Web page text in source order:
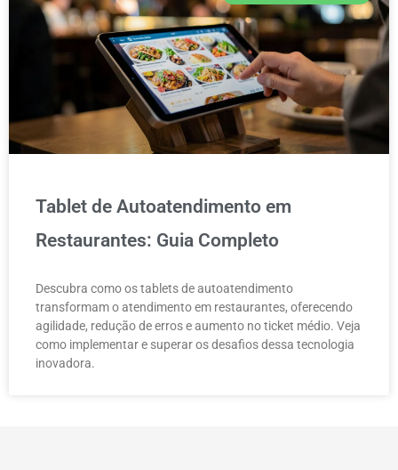
Tablet de Autoatendimento em
Restaurantes: Guia Completo
Descubra como os tablets de autoatendimento
transformam o atendimento em restaurantes, oferecendo
agilidade, redução de erros e aumento no ticket médio. Veja
como implementar e superar os desafios dessa tecnologia
inovadora.